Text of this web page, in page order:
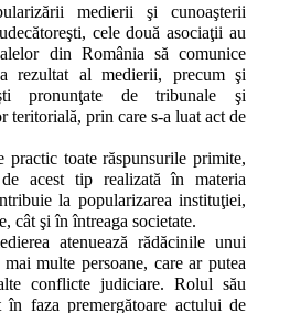
medierii şi cunoaşterii
cele două asociaţii au
din România să comunice
rezultat al medierii, precum şi
pronunţate de tribunale şi
teritorială, prin care s‑a luat act de
practic toate răspunsurile primite,
acest tip realizată în materia
la popularizarea instituţiei,
cât şi în întreaga societate.
atenuează rădăcinile unui
multe persoane, care ar putea
conflicte judiciare. Rolul său
în faza premergătoare actului de